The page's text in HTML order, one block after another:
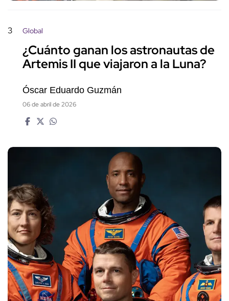
3 Global
¿Cuánto ganan los astronautas de
Artemis II que viajaron a la Luna?
Óscar Eduardo Guzmán
06 de abril de 2026